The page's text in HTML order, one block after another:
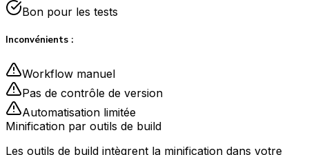
Bon pour les tests
Inconvénients :
Workflow manuel
Pas de contrôle de version
Automatisation limitée
Minification par outils de build
Les outils de build intègrent la minification dans votre